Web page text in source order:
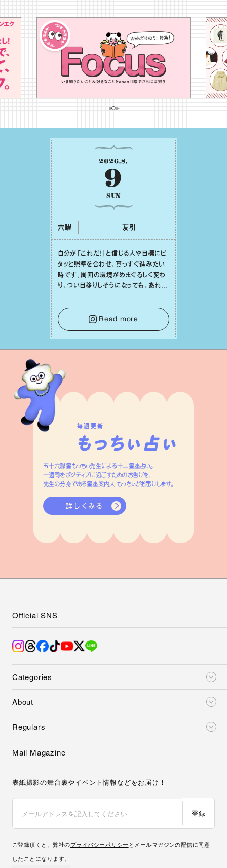
2026.8.
9
SUN
六曜 友引
⾃分が「これだ！」と信じる⼈や⽬標にピ
タッと照準を合わせ、真っすぐ進みたい
時です。周囲の環境がめまぐるしく変わ
り、つい⽬移りしそうになっても、あれこ
をそっと⼿放し、⽬の前のことに集中しま
しょう。そのブレない決意が、あなたにと
って有意義で安定した成果を引き寄せま
す。
Read more
毎週更新
五十六謀星もっちぃ先生による十二星座占い。
一週間をポジティブに過ごすためのお告げを、
先生の分身である星座案内人・もっちぃがお届けします。
詳しくみる
Categories
About
Regulars
Official SNS
Mail Magazine
表紙撮影の舞台裏やイベント情報などをお届け！
登録
ご登録頂くと、弊社のプライバシーポリシー とメールマガジンの配信に同意
したことになります。